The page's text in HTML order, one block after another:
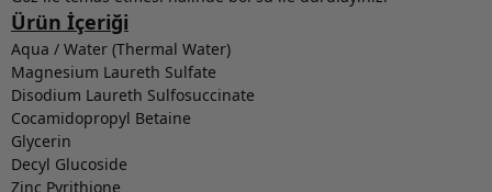
Ürün İçeriği
Aqua / Water (Thermal Water)
Magnesium Laureth Sulfate
Disodium Laureth Sulfosuccinate
Cocamidopropyl Betaine
Glycerin
Decyl Glucoside
Zinc Pyrithione